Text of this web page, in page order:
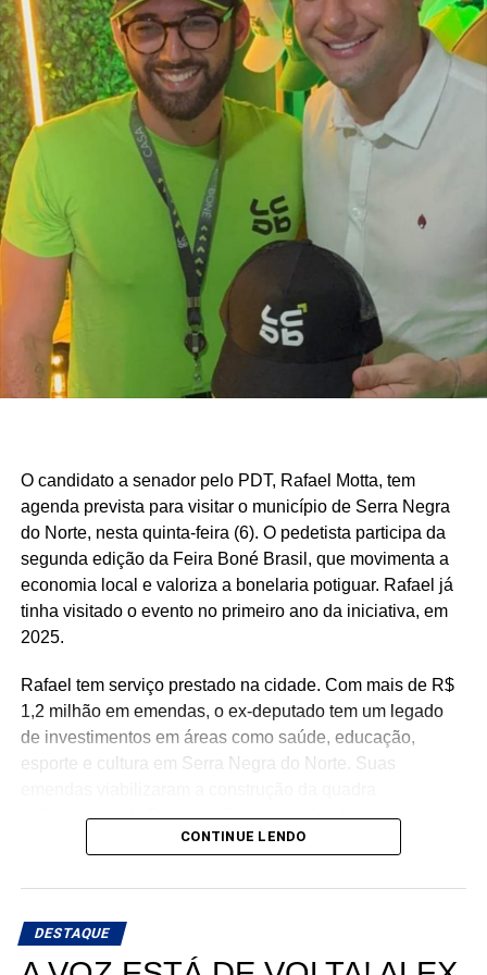
atuação da gestão da Secretaria Municipal de Trabalho,
Habitação e Assistência Social, comandada pela
secretária Suzete Pereira, tem contribuído para fortalecer
ações de inclusão social, qualificação e
acompanhamento das famílias, favorecendo a autonomia
financeira e reduzindo a dependência de programas de
transferência de renda.
O estudo também aponta que outros municípios da região
do Seridó, como Ouro Branco, Cruzeta, Jardim do Seridó
e Acari, apresentam indicadores semelhantes em razão
da combinação entre atividade industrial, pecuária
leiteira, comércio, setor público e indicadores de
desenvolvimento humano superiores aos registrados em
boa parte do interior potiguar.
O candidato a senador pelo PDT, Rafael Motta, tem
agenda prevista para visitar o município de Serra Negra
do Norte, nesta quinta-feira (6). O pedetista participa da
segunda edição da Feira Boné Brasil, que movimenta a
economia local e valoriza a bonelaria potiguar. Rafael já
tinha visitado o evento no primeiro ano da iniciativa, em
2025.
Rafael tem serviço prestado na cidade. Com mais de R$
1,2 milhão em emendas, o ex-deputado tem um legado
de investimentos em áreas como saúde, educação,
esporte e cultura em Serra Negra do Norte. Suas
poliesportiva da Praça de Eventos, além de recursos para
a reforma da Casa de Cultura, aquisição de mobiliário
fortalecimento da atenção básica e especializada em
saúde, com investimentos destinados ao município e à
APAMI.
CONTINUE LENDO
DESTAQUE